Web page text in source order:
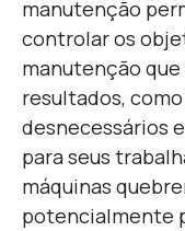
manutenção
controlar os
manutenção
resultados,
desnecessários
para seus
máquinas
potencialmente